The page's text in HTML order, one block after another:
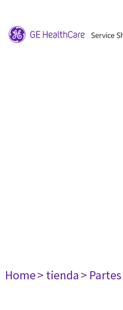
Home> tienda> Partes